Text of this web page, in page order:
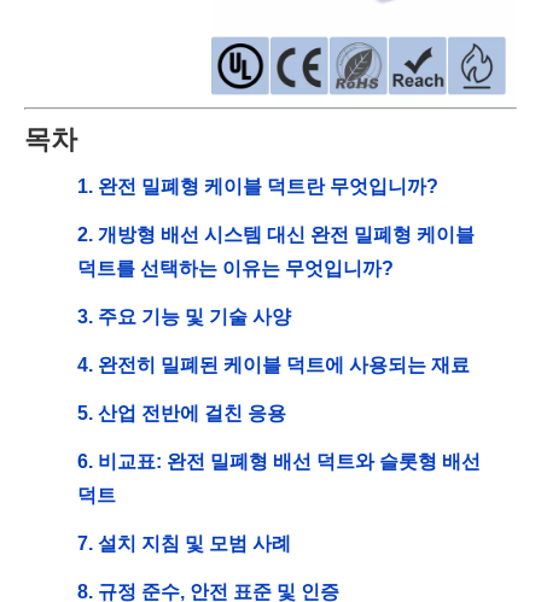
목차
1. 완전 밀폐형 케이블 덕트란 무엇입니까?
2. 개방형 배선 시스템 대신 완전 밀폐형 케이블
덕트를 선택하는 이유는 무엇입니까?
3. 주요 기능 및 기술 사양
4. 완전히 밀폐된 케이블 덕트에 사용되는 재료
5. 산업 전반에 걸친 응용
6. 비교표: 완전 밀폐형 배선 덕트와 슬롯형 배선
덕트
7. 설치 지침 및 모범 사례
8. 규정 준수, 안전 표준 및 인증